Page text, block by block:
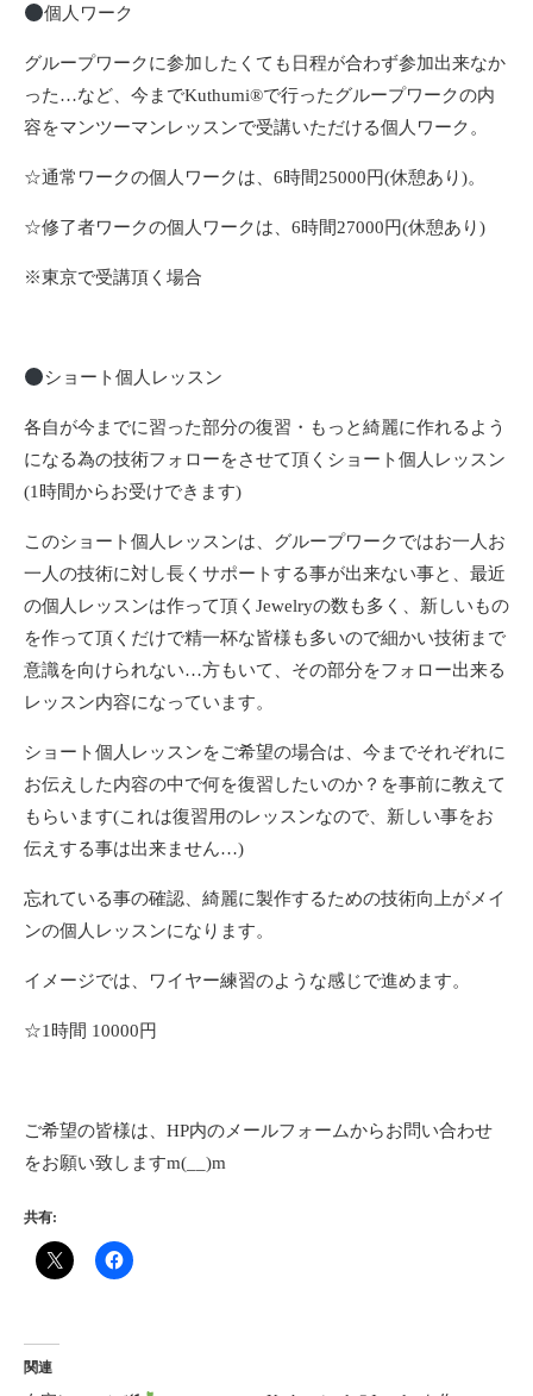
個人ワーク
グループワークに参加したくても日程が合わず参加出来なか
った…など、今までKuthumi®️で行ったグループワークの内
容をマンツーマンレッスンで受講いただける個人ワーク。
☆通常ワークの個人ワークは、6時間25000円(休憩あり)。
☆修了者ワークの個人ワークは、6時間27000円(休憩あり)
※東京で受講頂く場合
ショート個人レッスン
各自が今までに習った部分の復習・もっと綺麗に作れるよう
になる為の技術フォローをさせて頂くショート個人レッスン
(1時間からお受けできます)
このショート個人レッスンは、グループワークではお一人お
一人の技術に対し長くサポートする事が出来ない事と、最近
の個人レッスンは作って頂くJewelryの数も多く、新しいもの
を作って頂くだけで精一杯な皆様も多いので細かい技術まで
意識を向けられない…方もいて、その部分をフォロー出来る
レッスン内容になっています。
ショート個人レッスンをご希望の場合は、今までそれぞれに
お伝えした内容の中で何を復習したいのか？を事前に教えて
もらいます(これは復習用のレッスンなので、新しい事をお
伝えする事は出来ません…)
忘れている事の確認、綺麗に製作するための技術向上がメイ
ンの個人レッスンになります。
イメージでは、ワイヤー練習のような感じで進めます。
☆1時間 10000円
ご希望の皆様は、HP内のメールフォームからお問い合わせ
をお願い致しますm(__)m
共有:
関連